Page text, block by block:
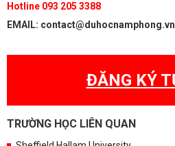
Hotline 093 205 3388
EMAIL: contact@duhocnamphong.vn
ĐĂNG KÝ
TRƯỜNG HỌC LIÊN QUAN